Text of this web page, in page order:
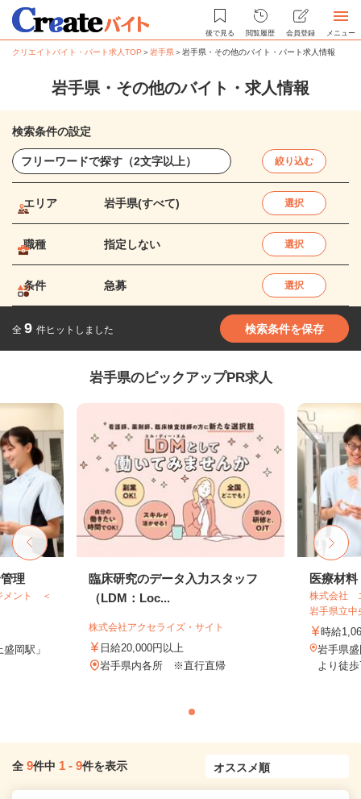
後で見る 閲覧履歴 会員登録 メニュー
クリエイトバイト・パート求人TOP ＞岩手県＞岩手県・その他のバイト・パート求人情報
岩手県・その他のバイト・求人情報
検索条件の設定
絞り込む
エリア 岩手県(すべて) 選択
職種 指定しない 選択
条件 急募 選択
全 9 件ヒットしました 検索条件を保存
岩手県のピックアップPR求人
理
メント ＜
岡駅」
臨床研究のデータ入力スタッフ
（LDM：Loc...
株式会社アクセライズ・サイト
日給20,000円以上
岩手県内各所 ※直行直帰
医療材
株式会社
岩手県立中
時給
岩手県
より徒
全 9件中 1 - 9件を表示